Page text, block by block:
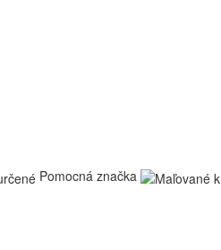
Pomocná značka